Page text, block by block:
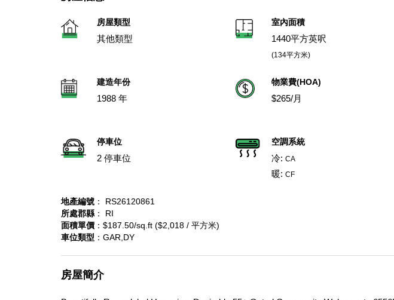
房屋類型
其他類型
室內面積
1440平方英呎
(134平方米)
建造年份
1988 年
物業費(HOA)
$265/月
停車位
2 停車位
空調系統
冷:CA
暖:CF
地產編號 ： RS26120861
所處郡縣 ： RI
面積單價 ：$187.50/sq.ft ($2,018 / 平方米)
車位類型 ：GAR,DY
房屋簡介